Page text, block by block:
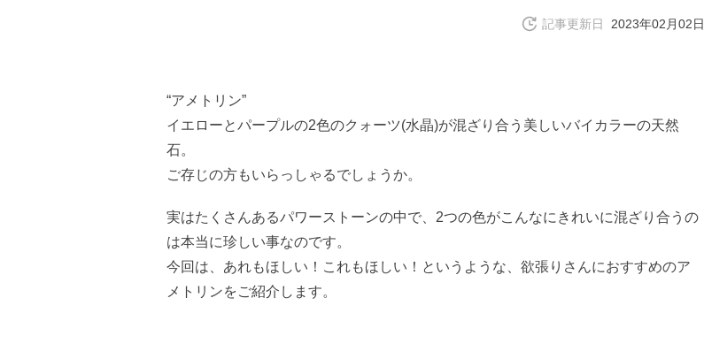
記事更新日 2023年02月02日
“アメトリン”
イエローとパープルの2色のクォーツ(水晶)が混ざり合う美しいバイカラーの天然
石。
ご存じの方もいらっしゃるでしょうか。
実はたくさんあるパワーストーンの中で、2つの色がこんなにきれいに混ざり合うの
は本当に珍しい事なのです。
今回は、あれもほしい！これもほしい！というような、欲張りさんにおすすめのア
メトリンをご紹介します。